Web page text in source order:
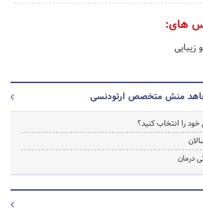
های:
جاهد منش متخصص ارتودنسی
را انتخاب کنید؟
درمان